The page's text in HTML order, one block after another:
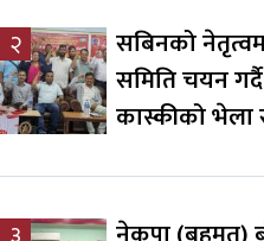
२
सबिनको
समिति चयन
कास्कीको भेला